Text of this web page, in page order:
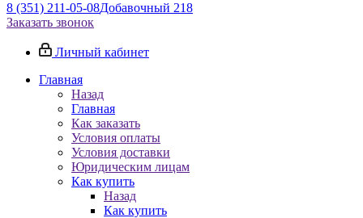
8 (351) 211-05-08Добавочный 218
Заказать звонок
Личный кабинет
Главная
Назад
Главная
Как заказать
Условия оплаты
Условия доставки
Юридическим лицам
Как купить
Назад
Как купить